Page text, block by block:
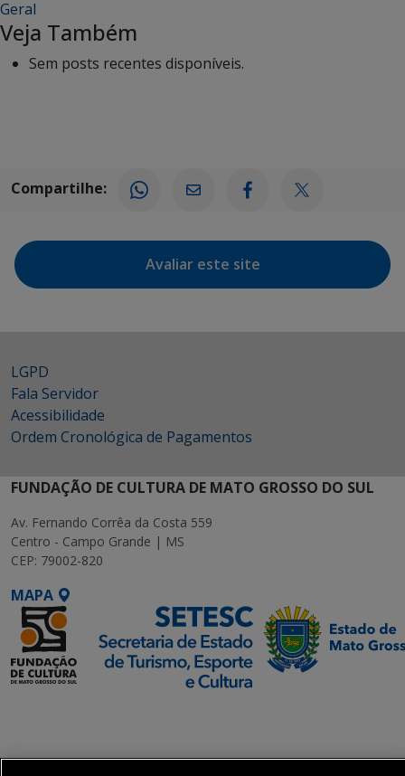
Geral
Veja Também
Sem posts recentes disponíveis.
Compartilhe:
Avaliar este site
LGPD
Fala Servidor
Acessibilidade
Ordem Cronológica de Pagamentos
FUNDAÇÃO DE CULTURA DE MATO GROSSO DO SUL
Av. Fernando Corrêa da Costa 559
Centro - Campo Grande | MS
CEP: 79002-820
MAPA
Transformação Digital